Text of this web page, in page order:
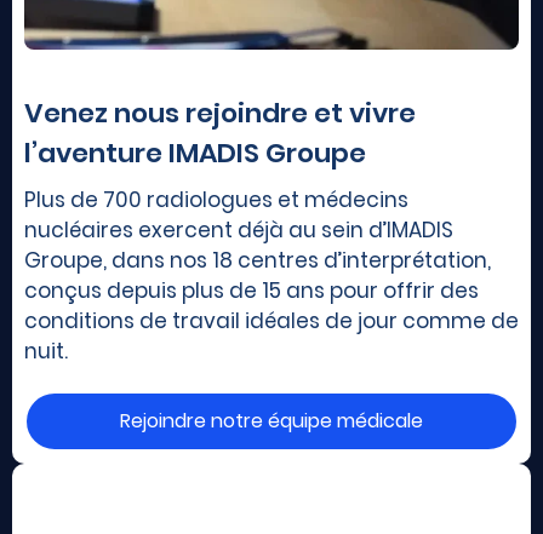
Venez nous rejoindre et vivre
l’aventure IMADIS Groupe
Plus de 700 radiologues et médecins
nucléaires exercent déjà au sein d’IMADIS
Groupe, dans nos 18 centres d’interprétation,
conçus depuis plus de 15 ans pour offrir des
conditions de travail idéales de jour comme de
nuit.
Rejoindre notre équipe médicale